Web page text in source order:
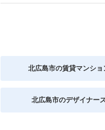
北広島市の賃貸マンショ
北広島市のデザイナー